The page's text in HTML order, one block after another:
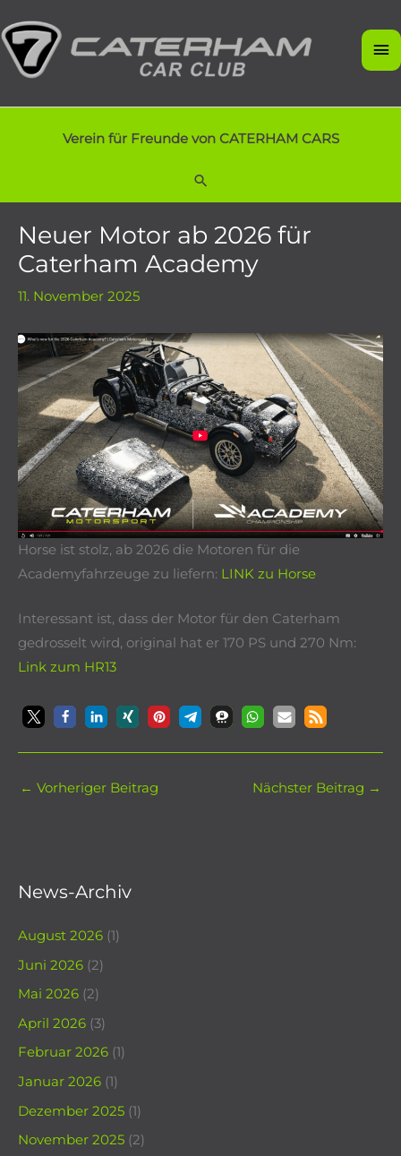
Inhalt
springen
Verein für Freunde von CATERHAM CARS
Suchen
Neuer Motor ab 2026 für
Caterham Academy
11. November 2025
Horse ist stolz, ab 2026 die Motoren für die
Academyfahrzeuge zu liefern: LINK zu Horse
Interessant ist, dass der Motor für den Caterham
gedrosselt wird, original hat er 170 PS und 270 Nm:
Link zum HR13
← Vorheriger Beitrag Nächster Beitrag →
News-Archiv
August 2026 (1)
Juni 2026 (2)
Mai 2026 (2)
April 2026 (3)
Februar 2026 (1)
Januar 2026 (1)
Dezember 2025 (1)
November 2025 (2)